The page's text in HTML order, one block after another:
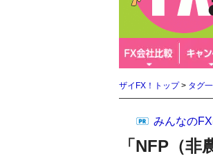
ザイFX！トップ> タグ
みんなの
「NFP（